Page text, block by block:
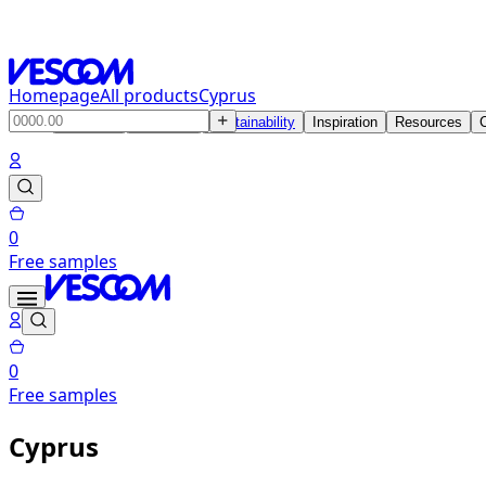
HomepageAll productsCyprus
Products Sustainability Inspiration Resources
0
Free samples
0
Free samples
Cyprus